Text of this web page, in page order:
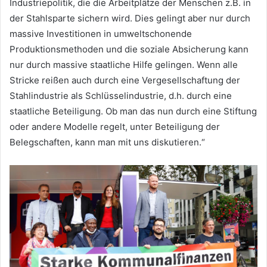
Industriepolitik, die die Arbeitplätze der Menschen z.B. in
der Stahlsparte sichern wird. Dies gelingt aber nur durch
massive Investitionen in umweltschonende
Produktionsmethoden und die soziale Absicherung kann
nur durch massive staatliche Hilfe gelingen. Wenn alle
Stricke reißen auch durch eine Vergesellschaftung der
Stahlindustrie als Schlüsselindustrie, d.h. durch eine
staatliche Beteiligung. Ob man das nun durch eine Stiftung
oder andere Modelle regelt, unter Beteiligung der
Belegschaften, kann man mit uns diskutieren.“